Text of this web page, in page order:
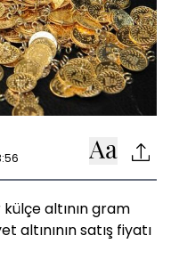
altının gram
altınının satış fiyatı